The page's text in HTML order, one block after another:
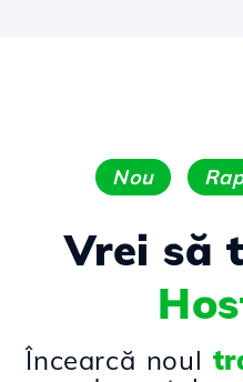
Nou
Vrei să
Încearcă noul